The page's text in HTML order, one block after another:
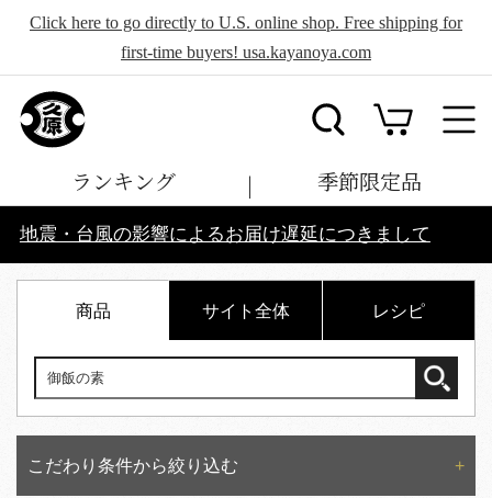
Click here to go directly to U.S. online shop. Free shipping for
first-time buyers! usa.kayanoya.com
ランキング 季節限定品
地震・台風の影響によるお届け遅延につきまして
商品 サイト全体 レシピ
こだわり条件から絞り込む